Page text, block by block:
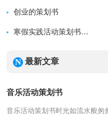
创业的策划书
2026-05-22
寒假实践活动策划书范文
最新文章
音乐活动策划书
音乐活动策划书时光如流水般匆